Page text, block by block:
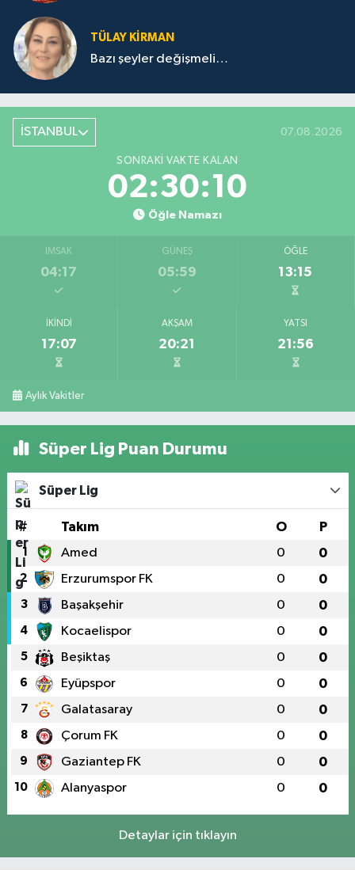
TÜLAY KİRMAN
Bazı şeyler değişmeli…
İSTANBUL 07.08.2026
SONRAKI VAKTE KALAN
02:30:10
Öğle Namazı
İMSAK
04:17
GÜNEŞ
05:59
ÖĞLE
13:15
İKINDI
17:07
AKŞAM
20:21
YATSI
21:56
Aylık Vakitler
Süper Lig Puan Durumu
Süper Lig
# Takım O P
1 Amed 0 0
2 Erzurumspor FK 0 0
3 Başakşehir 0 0
4 Kocaelispor 0 0
5 Beşiktaş 0 0
6 Eyüpspor 0 0
7 Galatasaray 0 0
8 Çorum FK 0 0
9 Gaziantep FK 0 0
10 Alanyaspor 0 0
Detaylar için tıklayın